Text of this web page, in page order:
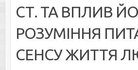
СТ. ТА ВПЛИВ
РОЗУМІННЯ
СЕНСУ ЖИТТЯ